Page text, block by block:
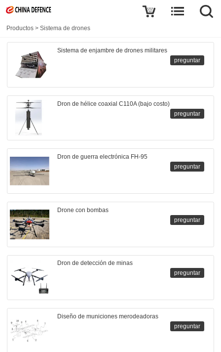
Productos >Sistema de drones
Sistema de enjambre de drones militares
preguntar
Dron de hélice coaxial C110A (bajo costo)
preguntar
Dron de guerra electrónica FH-95
preguntar
Drone con bombas
preguntar
Dron de detección de minas
preguntar
Diseño de municiones merodeadoras
preguntar